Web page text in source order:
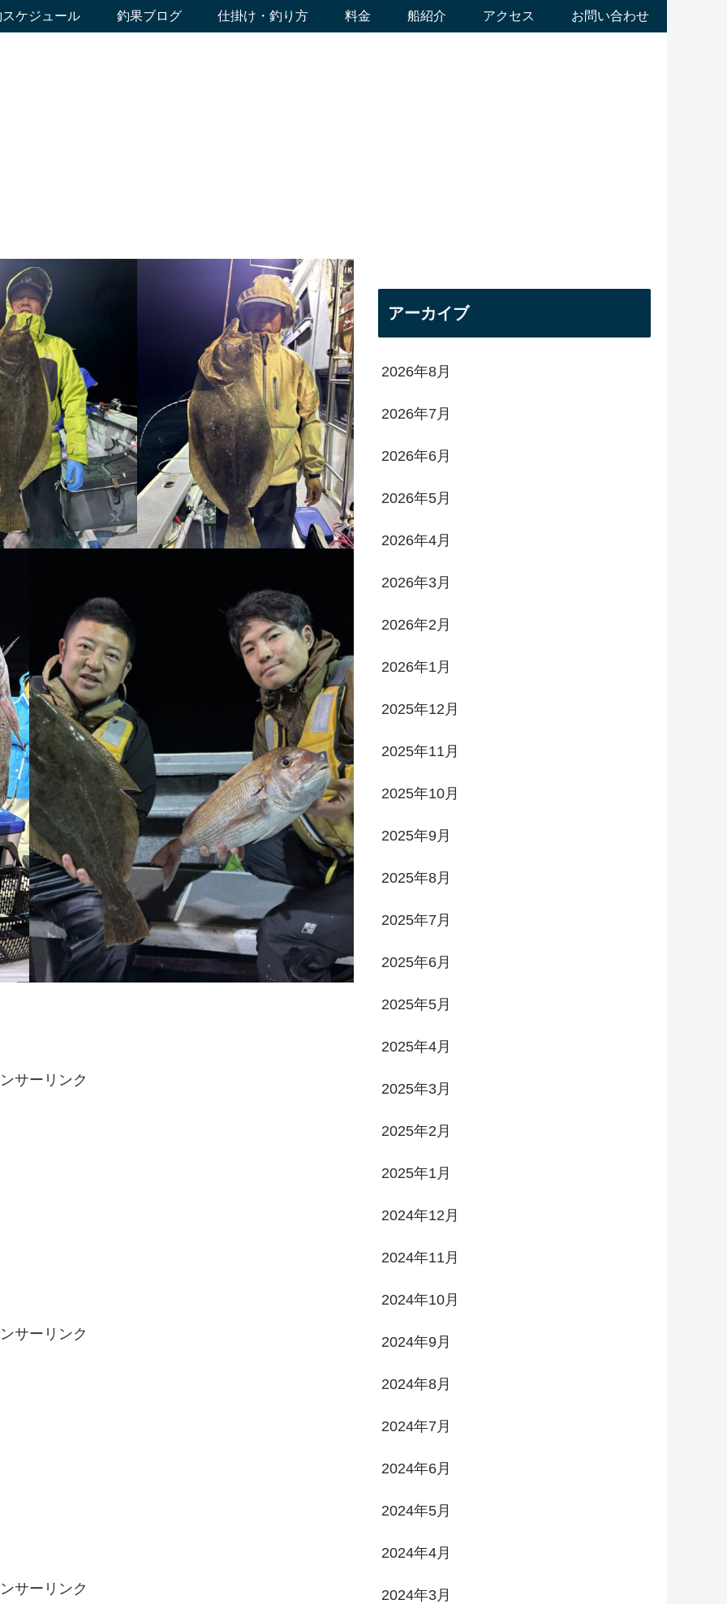
ケジュール 釣果ブログ 仕掛け・釣り方 料金 船紹介 アクセス お問い合わせ
サーリンク
サーリンク
サーリンク
アーカイブ
2026年8月
2026年7月
2026年6月
2026年5月
2026年4月
2026年3月
2026年2月
2026年1月
2025年12月
2025年11月
2025年10月
2025年9月
2025年8月
2025年7月
2025年6月
2025年5月
2025年4月
2025年3月
2025年2月
2025年1月
2024年12月
2024年11月
2024年10月
2024年9月
2024年8月
2024年7月
2024年6月
2024年5月
2024年4月
2024年3月